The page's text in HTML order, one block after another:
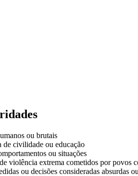
ou brutais
de civilidade ou educação
ou situações
violência extrema cometidos por povos
ou decisões consideradas absurdas